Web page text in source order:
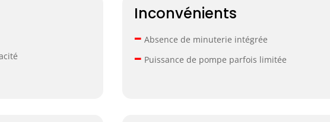
Inconvénients
– Absence de minuterie intégrée
– Puissance de pompe parfois limitée